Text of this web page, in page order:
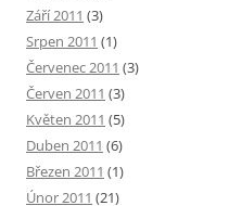
Září 2011 (3)
Srpen 2011 (1)
Červenec 2011 (3)
Červen 2011 (3)
Květen 2011 (5)
Duben 2011 (6)
Březen 2011 (1)
Únor 2011 (21)